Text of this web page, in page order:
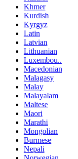
Khmer
Kurdish
Kyrgyz
Latin
Latvian
Lithuanian
Luxembou..
Macedonian
Malagasy
Malay
Malayalam
Maltese
Maori
Marathi
Mongolian
Burmese
Nepali